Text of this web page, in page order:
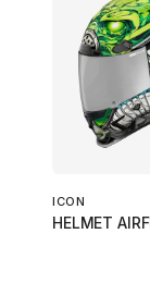
ICON
HELMET